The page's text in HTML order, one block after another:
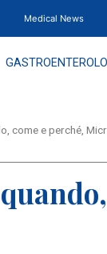
Medical News
come e perché,